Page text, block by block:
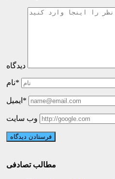
دیدگاه
نام*
ایمیل*
وب سایت
مطالب تصادفی